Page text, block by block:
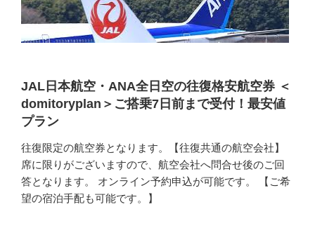
JAL日本航空・ANA全日空の往復格安航空券 ＜
domitoryplan＞ご搭乗7日前まで受付！最安値
プラン
往復限定の航空券となります。【往復共通の航空会社】
席に限りがございますので、航空会社へ問合せ後のご回
答となります。 オンライン予約申込が可能です。 【ご希
望の宿泊手配も可能です。】